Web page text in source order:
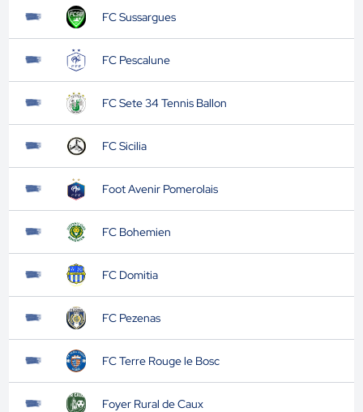
FC Sussargues
FC Pescalune
FC Sete 34 Tennis Ballon
FC Sicilia
Foot Avenir Pomerolais
FC Bohemien
FC Domitia
FC Pezenas
FC Terre Rouge le Bosc
Foyer Rural de Caux